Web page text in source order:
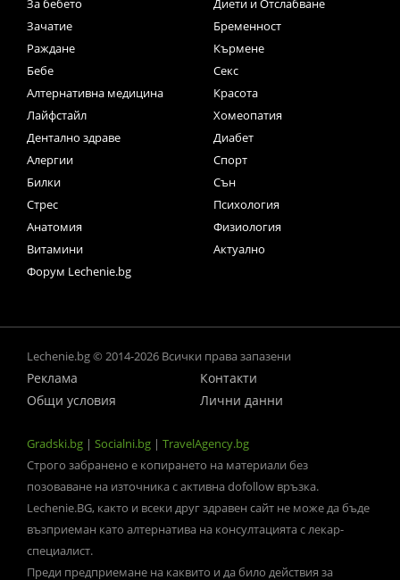
За бебето
Диети и Отслабване
Зачатие
Бременност
Раждане
Кърмене
Бебе
Секс
Алтернативна медицина
Красота
Лайфстайл
Хомеопатия
Дентално здраве
Диабет
Алергии
Спорт
Билки
Сън
Стрес
Психология
Анатомия
Физиология
Витамини
Актуално
Форум Lechenie.bg
Lechenie.bg © 2014-2026 Всички права запазени
Реклама
Контакти
Общи условия
Лични данни
Gradski.bg | Socialni.bg | TravelAgency.bg
Строго забранено е копирането на материали без
позоваване на източника с активна dofollow връзка.
Lechenie.BG, както и всеки друг здравен сайт не може да бъде
възприеман като алтернатива на консултацията с лекар-
специалист.
Преди предприемане на каквито и да било действия за